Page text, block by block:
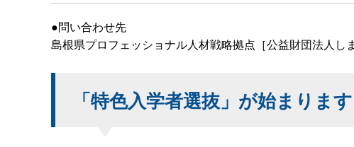
●問い合わせ先
島根県プロフェッショナル人材戦略拠点［公益財団法人し
「特色入学者選抜」が始まりま